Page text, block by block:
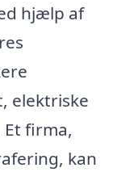
hjælp af
elektriske
firma,
kan